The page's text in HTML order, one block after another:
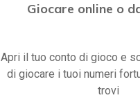
Giocare online o
Apri il tuo conto di gioco e
di giocare i tuoi numeri
trovi